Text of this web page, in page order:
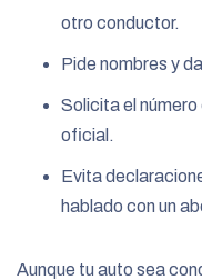
otro conductor.
Pide nombres y
Solicita el número
oficial.
Evita
hablado con un
Aunque tu auto sea